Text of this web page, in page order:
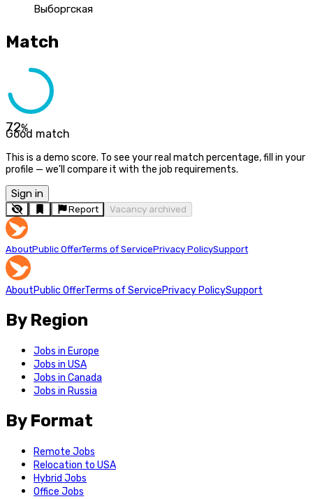
Выборгская
Match
72%
Good match
This is a demo score. To see your real match percentage, fill in your
profile — we'll compare it with the job requirements.
Sign in
Report Vacancy archived
AboutPublic OfferTerms of ServicePrivacy PolicySupport
AboutPublic OfferTerms of ServicePrivacy PolicySupport
By Region
Jobs in Europe
Jobs in USA
Jobs in Canada
Jobs in Russia
By Format
Remote Jobs
Relocation to USA
Hybrid Jobs
Office Jobs